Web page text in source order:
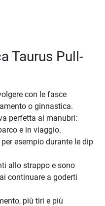
Taurus Pull-
con le fasce
o ginnastica.
perfetta ai manubri:
e in viaggio.
esempio durante le dip
allo strappo e sono
continuare a goderti
più tiri e più